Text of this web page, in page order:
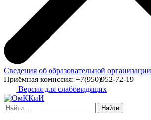
Сведения об образовательной организации
Приёмная комиссия: +7(950)952-72-19
Версия для слабовидящих
Найти: